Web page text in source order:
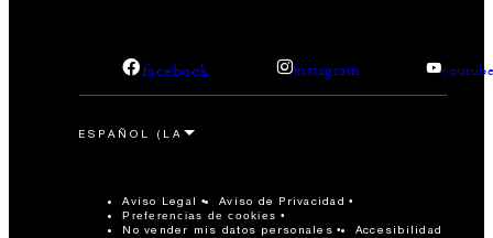
facebook instagram
Aviso Legal Aviso de Privacidad
Preferencias de cookies
No vender mis datos personales Accesibilidad